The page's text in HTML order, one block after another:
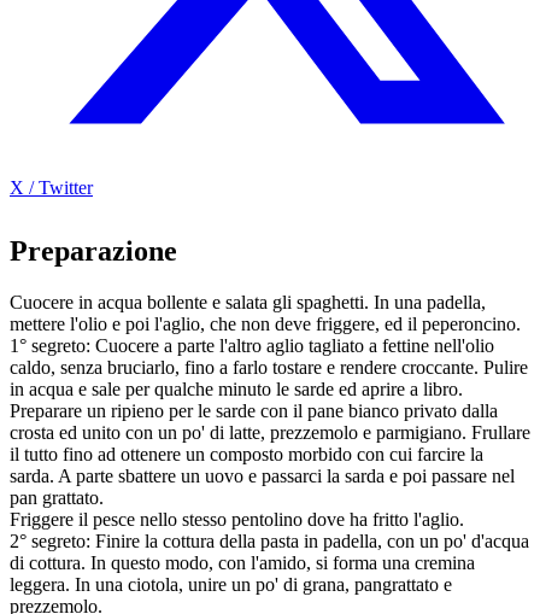
X / Twitter
Preparazione
Cuocere in acqua bollente e salata gli spaghetti. In una padella,
mettere l'olio e poi l'aglio, che non deve friggere, ed il peperoncino.
1° segreto: Cuocere a parte l'altro aglio tagliato a fettine nell'olio
caldo, senza bruciarlo, fino a farlo tostare e rendere croccante. Pulire
in acqua e sale per qualche minuto le sarde ed aprire a libro.
Preparare un ripieno per le sarde con il pane bianco privato dalla
crosta ed unito con un po' di latte, prezzemolo e parmigiano. Frullare
il tutto fino ad ottenere un composto morbido con cui farcire la
sarda. A parte sbattere un uovo e passarci la sarda e poi passare nel
pan grattato.
Friggere il pesce nello stesso pentolino dove ha fritto l'aglio.
2° segreto: Finire la cottura della pasta in padella, con un po' d'acqua
di cottura. In questo modo, con l'amido, si forma una cremina
leggera. In una ciotola, unire un po' di grana, pangrattato e
prezzemolo.